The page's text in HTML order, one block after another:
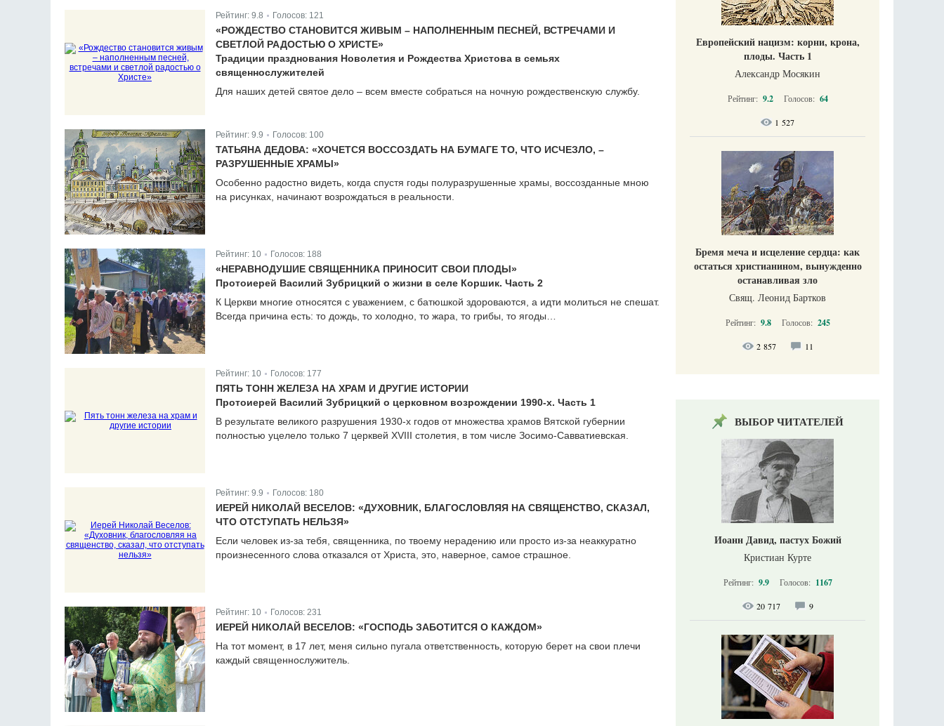
Рейтинг: 9.8 Голосов: 121
«РОЖДЕСТВО СТАНОВИТСЯ ЖИВЫМ – НАПОЛНЕННЫМ ПЕСНЕЙ, ВСТРЕЧАМИ И
СВЕТЛОЙ РАДОСТЬЮ О ХРИСТЕ»
Традиции празднования Новолетия и Рождества Христова в семьях
священнослужителей
Для наших детей святое дело – всем вместе собраться на ночную рождественскую службу.
Рейтинг: 9.9 Голосов: 100
ТАТЬЯНА ДЕДОВА: «ХОЧЕТСЯ ВОССОЗДАТЬ НА БУМАГЕ ТО, ЧТО ИСЧЕЗЛО, –
РАЗРУШЕННЫЕ ХРАМЫ»
Особенно радостно видеть, когда спустя годы полуразрушенные храмы, воссозданные мною
на рисунках, начинают возрождаться в реальности.
Рейтинг: 10 Голосов: 188
«НЕРАВНОДУШИЕ СВЯЩЕННИКА ПРИНОСИТ СВОИ ПЛОДЫ»
Протоиерей Василий Зубрицкий о жизни в селе Коршик. Часть 2
К Церкви многие относятся с уважением, с батюшкой здороваются, а идти молиться не спешат.
Всегда причина есть: то дождь, то холодно, то жара, то грибы, то ягоды…
Рейтинг: 10 Голосов: 177
ПЯТЬ ТОНН ЖЕЛЕЗА НА ХРАМ И ДРУГИЕ ИСТОРИИ
Протоиерей Василий Зубрицкий о церковном возрождении 1990-х. Часть 1
В результате великого разрушения 1930-х годов от множества храмов Вятской губернии
полностью уцелело только 7 церквей XVIII столетия, в том числе Зосимо-Савватиевская.
Рейтинг: 9.9 Голосов: 180
ИЕРЕЙ НИКОЛАЙ ВЕСЕЛОВ: «ДУХОВНИК, БЛАГОСЛОВЛЯЯ НА СВЯЩЕНСТВО, СКАЗАЛ,
ЧТО ОТСТУПАТЬ НЕЛЬЗЯ»
Если человек из-за тебя, священника, по твоему нерадению или просто из-за неаккуратно
произнесенного слова отказался от Христа, это, наверное, самое страшное.
Рейтинг: 10 Голосов: 231
ИЕРЕЙ НИКОЛАЙ ВЕСЕЛОВ: «ГОСПОДЬ ЗАБОТИТСЯ О КАЖДОМ»
На тот момент, в 17 лет, меня сильно пугала ответственность, которую берет на свои плечи
каждый священнослужитель.
Европейский нацизм: корни, крона,
плоды. Часть 1
Александр Мосякин
Рейтинг: 9.2 Голосов: 64
1 527
Бремя меча и исцеление сердца: как
остаться христианином, вынужденно
останавливая зло
Свящ. Леонид Бартков
Рейтинг: 9.8 Голосов: 245
2 857 11
ВЫБОР ЧИТАТЕЛЕЙ
Иоанн Давид, пастух Божий
Кристиан Курте
Рейтинг: 9.9 Голосов: 1167
20 717 9